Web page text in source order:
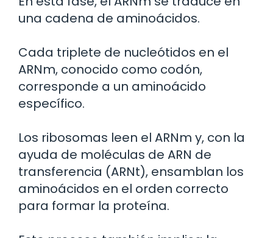
una cadena de aminoácidos.
Cada triplete de nucleótidos en el
ARNm, conocido como codón,
corresponde a un aminoácido
específico.
Los ribosomas leen el ARNm y, con la
ayuda de moléculas de ARN de
transferencia (ARNt), ensamblan los
aminoácidos en el orden correcto
para formar la proteína.